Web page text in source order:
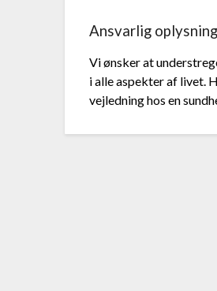
Ansvarlig oplysning
Vi ønsker at
i alle aspekter af livet.
vejledning hos en